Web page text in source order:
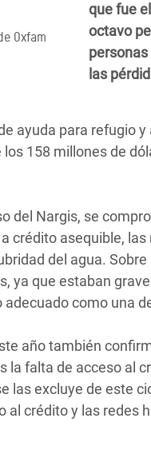
Oxfam
que fue
octavo
las
ayuda para refugio
158 millones de
del Nargis, se
crédito asequible,
del agua.
ya que estaban
como una
año también
la falta de acceso al
las excluye de este
al crédito y las redes